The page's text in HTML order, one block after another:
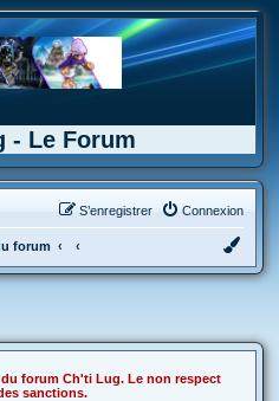
- Le Forum
Connexion
S’enregistrer
forum
forum Ch'ti Lug. Le non respect
sanctions.